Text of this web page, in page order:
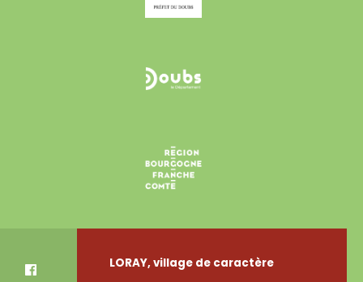
LORAY, village de caractère